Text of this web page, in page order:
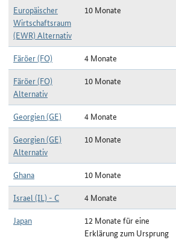
Europäischer
Wirtschaftsraum
(EWR) Alternativ
10 Monate
Färöer (FO) 4 Monate
Färöer (FO)
Alternativ
10 Monate
Georgien (GE)
4 Monate
Georgien (GE)
Alternativ
10 Monate
Ghana
10 Monate
Israel (IL) - C
4 Monate
Japan
12 Monate für eine
Erklärung zum Ursprung